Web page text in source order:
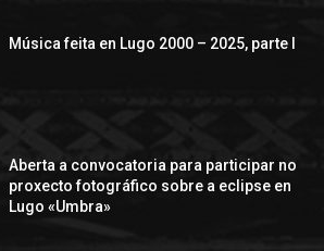
Música feita en Lugo 2000 – 2025, parte I
Aberta a convocatoria para participar no
proxecto fotográfico sobre a eclipse en
Lugo «Umbra»